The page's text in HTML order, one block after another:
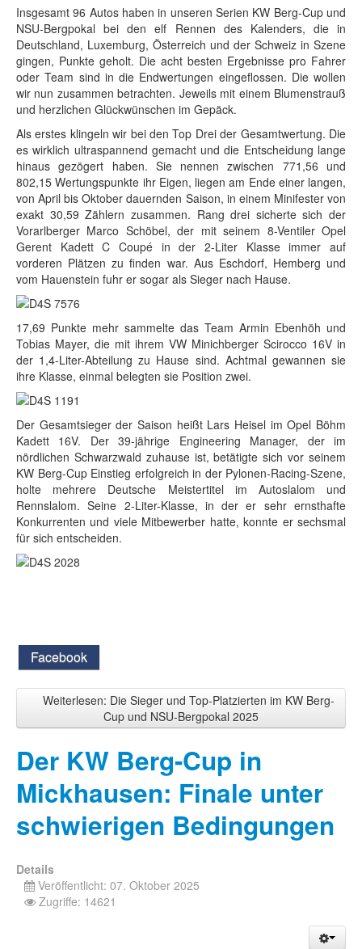
Insgesamt 96 Autos haben in unseren Serien KW Berg-Cup und
NSU-Bergpokal bei den elf Rennen des Kalenders, die in
Deutschland, Luxemburg, Österreich und der Schweiz in Szene
gingen, Punkte geholt. Die acht besten Ergebnisse pro Fahrer
oder Team sind in die Endwertungen eingeflossen. Die wollen
wir nun zusammen betrachten. Jeweils mit einem Blumenstrauß
und herzlichen Glückwünschen im Gepäck.
Als erstes klingeln wir bei den Top Drei der Gesamtwertung. Die
es wirklich ultraspannend gemacht und die Entscheidung lange
hinaus gezögert haben. Sie nennen zwischen 771,56 und
802,15 Wertungspunkte ihr Eigen, liegen am Ende einer langen,
von April bis Oktober dauernden Saison, in einem Minifester von
exakt 30,59 Zählern zusammen. Rang drei sicherte sich der
Vorarlberger Marco Schöbel, der mit seinem 8-Ventiler Opel
Gerent Kadett C Coupé in der 2-Liter Klasse immer auf
vorderen Plätzen zu finden war. Aus Eschdorf, Hemberg und
vom Hauenstein fuhr er sogar als Sieger nach Hause.
17,69 Punkte mehr sammelte das Team Armin Ebenhöh und
Tobias Mayer, die mit ihrem VW Minichberger Scirocco 16V in
der 1,4-Liter-Abteilung zu Hause sind. Achtmal gewannen sie
ihre Klasse, einmal belegten sie Position zwei.
Der Gesamtsieger der Saison heißt Lars Heisel im Opel Böhm
Kadett 16V. Der 39-jährige Engineering Manager, der im
nördlichen Schwarzwald zuhause ist, betätigte sich vor seinem
KW Berg-Cup Einstieg erfolgreich in der Pylonen-Racing-Szene,
holte mehrere Deutsche Meistertitel im Autoslalom und
Rennslalom. Seine 2-Liter-Klasse, in der er sehr ernsthafte
Konkurrenten und viele Mitbewerber hatte, konnte er sechsmal
für sich entscheiden.
Facebook
Weiterlesen: Die Sieger und Top-Platzierten im KW Berg-
Cup und NSU-Bergpokal 2025
Der KW Berg-Cup in
Mickhausen: Finale unter
schwierigen Bedingungen
Details
Veröffentlicht: 07. Oktober 2025
Zugriffe: 14621